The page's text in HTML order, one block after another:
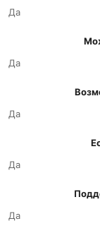
Да
Да
Да
Да
Да